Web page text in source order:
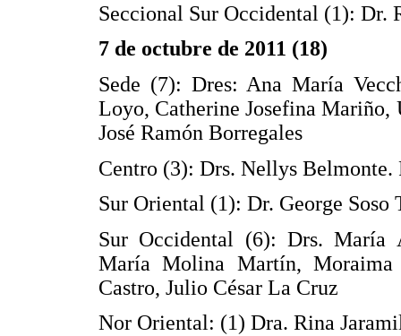
Seccional Sur Occidental (1): Dr.
7 de octubre de 2011 (18)
Sede (7): Dres: Ana María
Loyo, Catherine Josefina Mariño,
José Ramón Borregales
Centro (3): Drs. Nellys Belmonte.
Sur Oriental (1): Dr. George Soso
Sur Occidental (6): Drs. María
María Molina Martín, Moraima
Castro, Julio César La Cruz
Nor Oriental: (1) Dra. Rina